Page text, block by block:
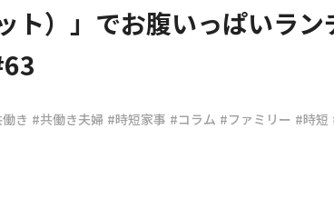
ト）」でお腹いっぱいラ
き #共働き夫婦 #時短家事 #コラム #ファミリー #時短